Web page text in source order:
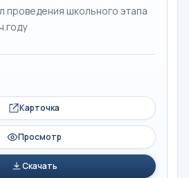
проведения школьного этапа
Карточка
Просмотр
Скачать